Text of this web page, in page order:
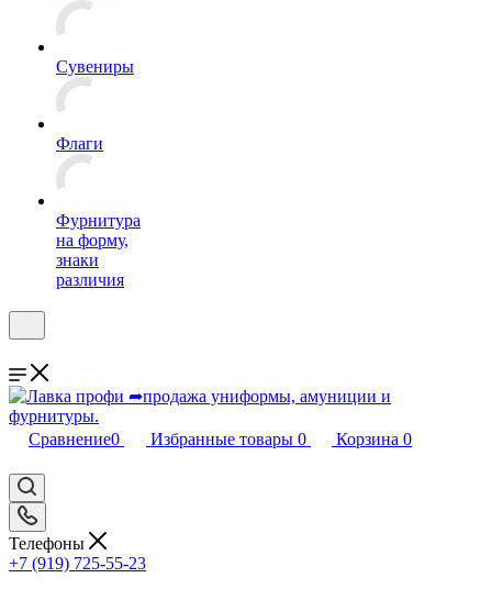
Сувениры
Флаги
Фурнитура
на форму,
знаки
различия
Сравнение0 Избранные товары 0 Корзина 0
Телефоны
+7 (919) 725-55-23